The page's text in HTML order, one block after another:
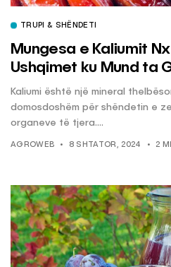
TRUPI & SHËNDETI
Mungesa e Kaliumit
Ushqimet ku Mund ta
Kaliumi është një mineral
domosdoshëm për shëndetin e
organeve të tjera....
AGROWEB 8 SHTATOR, 2024 2